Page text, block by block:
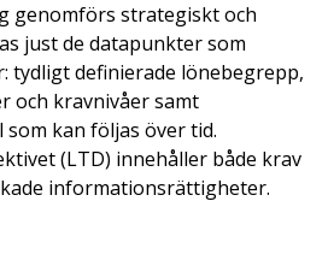
genomförs strategiskt och
just de datapunkter som
tydligt definierade lönebegrepp,
och kravnivåer samt
kan följas över tid.
(LTD) innehåller både krav
informationsrättigheter.